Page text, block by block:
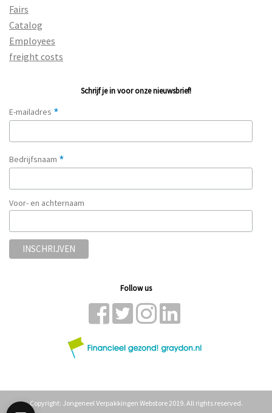
Fairs
Catalog
Employees
freight costs
Schrijf je in voor onze nieuwsbrief!
E-mailadres *
Bedrijfsnaam *
Voor- en achternaam
Follow us
Copyright: Jongeneel Verpakkingen Webstore 2019. All rights reserved.